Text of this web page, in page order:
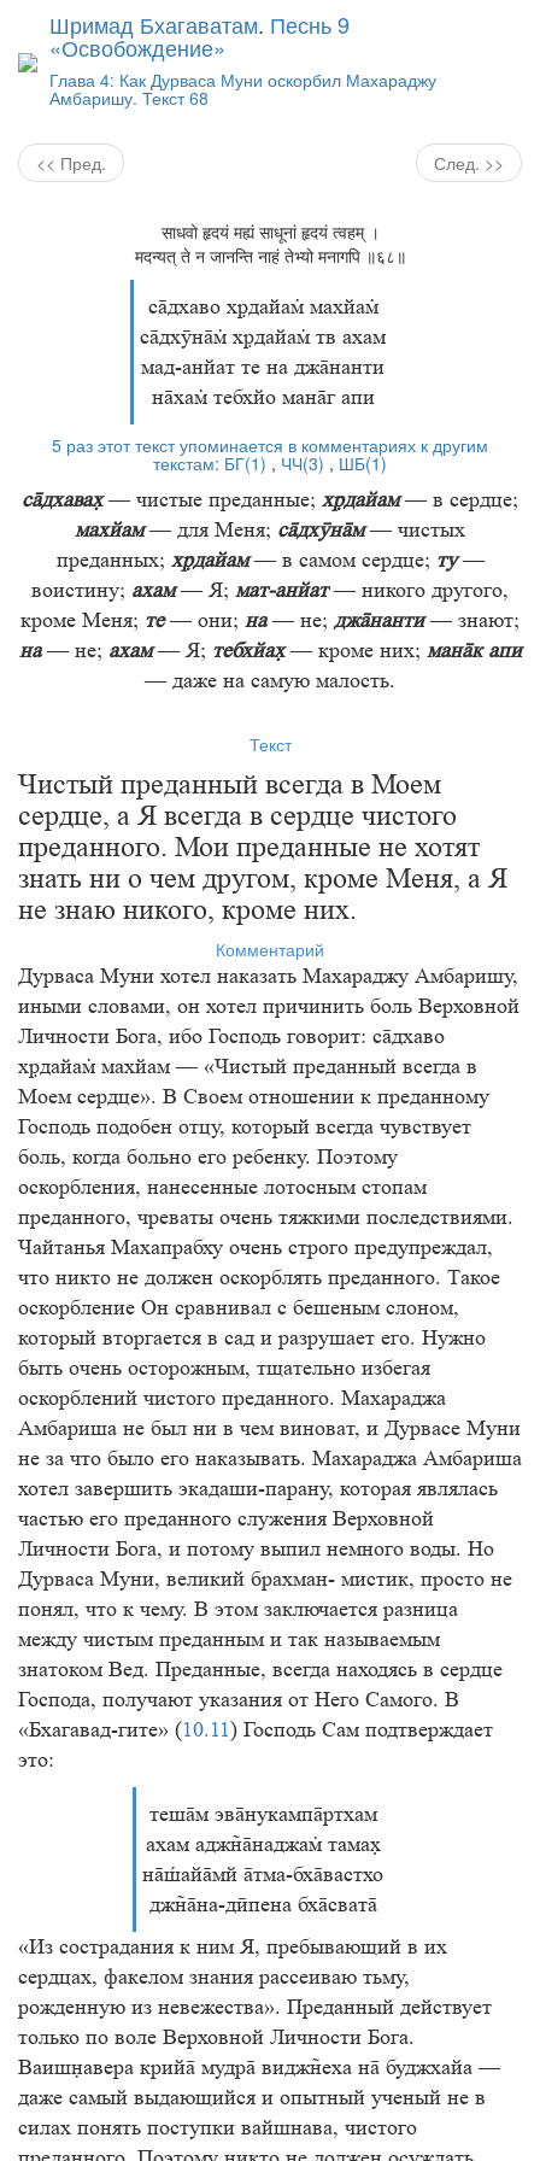
Шримад Бхагаватам. Песнь 9
«Освобождение»
Глава 4: Как Дурваса Муни оскорбил Махараджу
Амбаришу. Текст 68
<< Пред. След. >>
साधवो हृदयं मह्यं साधूनां हृदयं त्वहम् ।
मदन्यत् ते न जानन्ति नाहं तेभ्यो मनागपि ॥६८॥
сдхаво хдайа махйа
сдхӯн хдайа тв ахам
мад-анйат те на джнанти
нха тебхйо манг апи
5 раз этот текст упоминается в комментариях к другим
текстам: БГ(1) , ЧЧ(3) , ШБ(1)
сдхава— чистые преданные; хдайам— в сердце;
махйам— для Меня; сдхӯнм— чистых
преданных; хдайам— в самом сердце; ту—
воистину; ахам— Я; мат-анйат— никого другого,
кроме Меня; те— они; на— не; джнанти— знают;
на— не; ахам— Я; тебхйа— кроме них; манк апи
— даже на самую малость.
Текст
Чистый преданный всегда в Моем
сердце, а Я всегда в сердце чистого
преданного. Мои преданные не хотят
знать ни о чем другом, кроме Меня, а Я
не знаю никого, кроме них.
Комментарий
Дурваса Муни хотел наказать Махараджу Амбаришу,
иными словами, он хотел причинить боль Верховной
Личности Бога, ибо Господь говорит: сдхаво
хдайа махйам — «Чистый преданный всегда в
Моем сердце». В Своем отношении к преданному
Господь подобен отцу, который всегда чувствует
боль, когда больно его ребенку. Поэтому
оскорбления, нанесенные лотосным стопам
преданного, чреваты очень тяжкими последствиями.
Чайтанья Махапрабху очень строго предупреждал,
что никто не должен оскорблять преданного. Такое
оскорбление Он сравнивал с бешеным слоном,
который вторгается в сад и разрушает его. Нужно
быть очень осторожным, тщательно избегая
оскорблений чистого преданного. Махараджа
Амбариша не был ни в чем виноват, и Дурвасе Муни
не за что было его наказывать. Махараджа Амбариша
хотел завершить экадаши-парану, которая являлась
частью его преданного служения Верховной
Личности Бога, и потому выпил немного воды. Но
Дурваса Муни, великий брахман- мистик, просто не
понял, что к чему. В этом заключается разница
между чистым преданным и так называемым
знатоком Вед. Преданные, всегда находясь в сердце
Господа, получают указания от Него Самого. В
«Бхагавад-гите» (10.11) Господь Сам подтверждает
это:
тешм эвнукампртхам
ахам аджнаджа тама
наймй тма-бхвастхо
джна-дӣпена бхсват
«Из сострадания к ним Я, пребывающий в их
сердцах, факелом знания рассеиваю тьму,
рожденную из невежества». Преданный действует
только по воле Верховной Личности Бога.
Ваишавера крий мудр виджеха н буджхайа —
даже самый выдающийся и опытный ученый не в
силах понять поступки вайшнава, чистого